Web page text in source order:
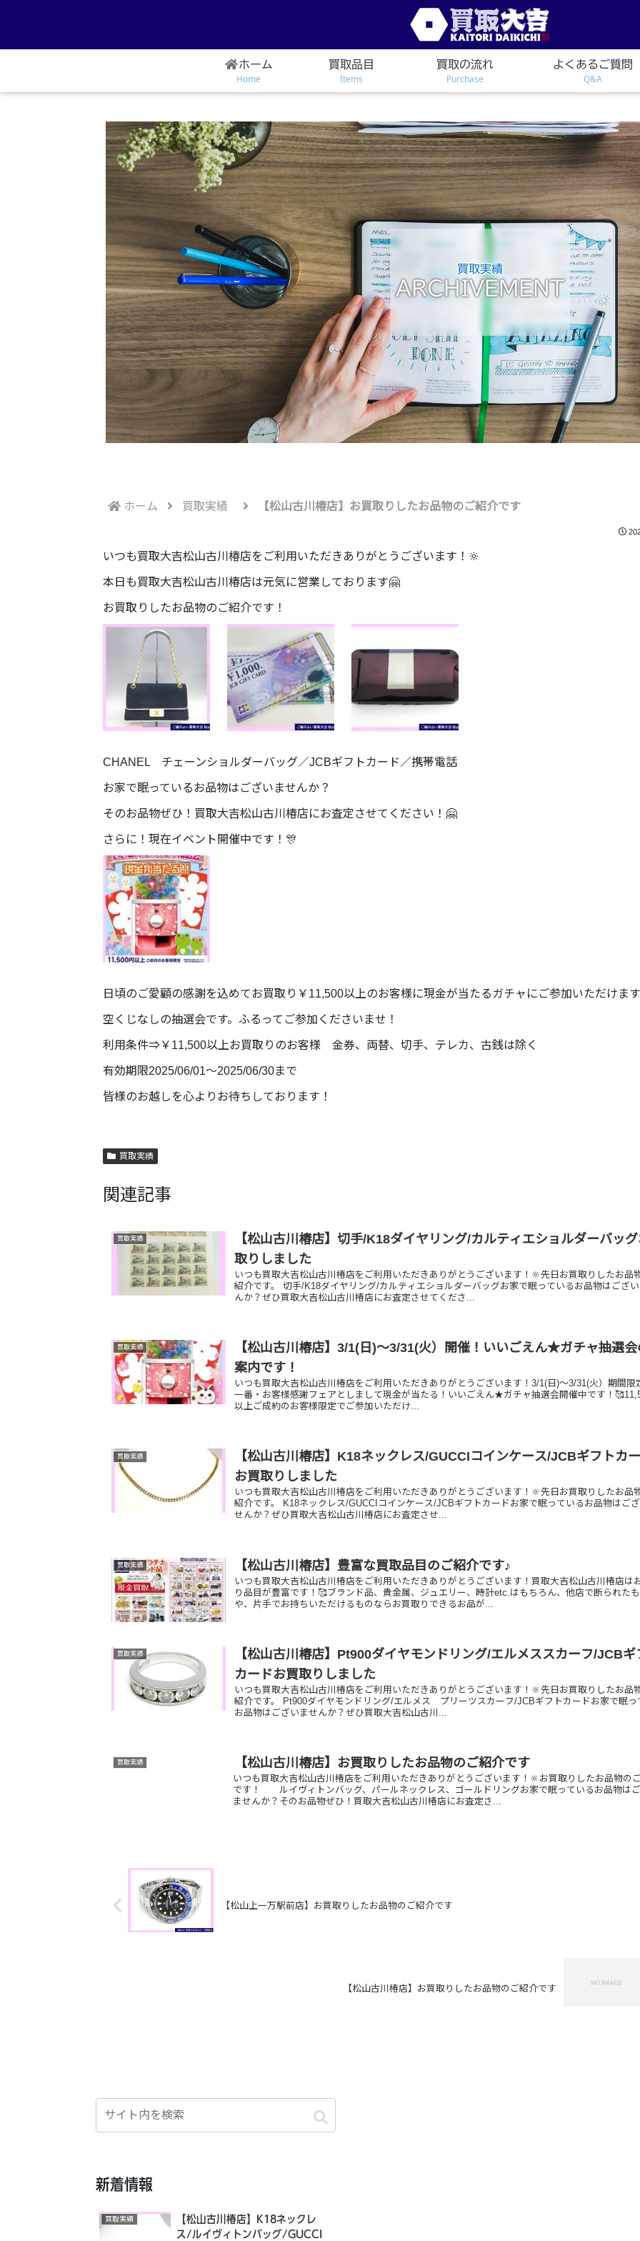
買取実績
ARCHIVEMENT
ホーム
Home
買取品目
Items
買取の流れ
Purchase
よくあるご質問
Q&A
ホーム 買取実績 【松山古川椿店】お買取りしたお品物のご紹介です
いつも買取大吉松山古川椿店をご利用いただきありがとうございます！🔆
本日も買取大吉松山古川椿店は元気に営業しております🤗
お買取りしたお品物のご紹介です！
CHANEL チェーンショルダーバッグ／JCBギフトカード／携帯電話
お家で眠っているお品物はございませんか？
そのお品物ぜひ！買取大吉松山古川椿店にお査定させてください！🤗
さらに！現在イベント開催中です！🎊
日頃のご愛顧の感謝を込めてお買取り￥11,500以上のお客様に現金が当たるガチャにご参加いただけま
空くじなしの抽選会です。ふるってご参加くださいませ！
利用条件⇒￥11,500以上お買取りのお客様 金券、両替、切手、テレカ、古銭は除く
有効期限2025/06/01〜2025/06/30まで
皆様のお越しを心よりお待ちしております！
買取実績
関連記事
買取実績
【松山古川椿店】切手/K18ダイヤリング/カルティエショルダーバッ
取りしました
いつも買取大吉松山古川椿店をご利用いただきありがとうございます！🔆先日お買取りしたお品
紹介です。 切手/K18ダイヤリング/カルティエショルダーバッグお家で眠っているお品物はござ
んか？ぜひ買取大吉松山古川椿店にお査定させてくださ...
買取実績
【松山古川椿店】3/1(日)～3/31(火）開催！いいごえん★ガチャ抽選
案内です！
いつも買取大吉松山古川椿店をご利用いただきありがとうございます！3/1(日)～3/31(火）期間
一番・お客様感謝フェアとしまして現金が当たる！いいごえん★ガチャ抽選会開催中です！
以上ご成約のお客様限定でご参加いただけ...
買取実績
【松山古川椿店】K18ネックレス/GUCCIコインケース/JCBギフトカ
お買取りしました
いつも買取大吉松山古川椿店をご利用いただきありがとうございます！🔆先日お買取りしたお品
紹介です。 K18ネックレス/GUCCIコインケース/JCBギフトカードお家で眠っているお品物はご
せんか？ぜひ買取大吉松山古川椿店にお査定させ...
買取実績 【松山古川椿店】豊富な買取品目のご紹介です♪
いつも買取大吉松山古川椿店をご利用いただきありがとうございます！買取大吉松山古川椿店は
り品目が豊富です！🥰ブランド品、貴金属、ジュエリー、時計etc.はもちろん、他店で断られた
や、片手でお持ちいただけるものならお買取りできるお品が...
買取実績
【松山古川椿店】Pt900ダイヤモンドリング/エルメススカーフ/JCBギ
カードお買取りしました
いつも買取大吉松山古川椿店をご利用いただきありがとうございます！🔆先日お買取りしたお品
紹介です。 Pt900ダイヤモンドリング/エルメス プリーツスカーフ/JCBギフトカードお家で眠っ
お品物はございませんか？ぜひ買取大吉松山古川...
買取実績 【松山古川椿店】お買取りしたお品物のご紹介です
いつも買取大吉松山古川椿店をご利用いただきありがとうございます！🔆お買取りしたお品物の
です！ ルイヴィトンバッグ、パールネックレス、ゴールドリングお家で眠っているお品物は
ませんか？そのお品物ぜひ！買取大吉松山古川椿店にお査定さ...
【松山上一万駅前店】お買取りしたお品物のご紹介です
【松山古川椿店】お買取りしたお品物のご紹介です
新着情報
買取実績
【松山古川椿店】K18ネックレ
ス/ルイヴィトンバッグ/GUCCI